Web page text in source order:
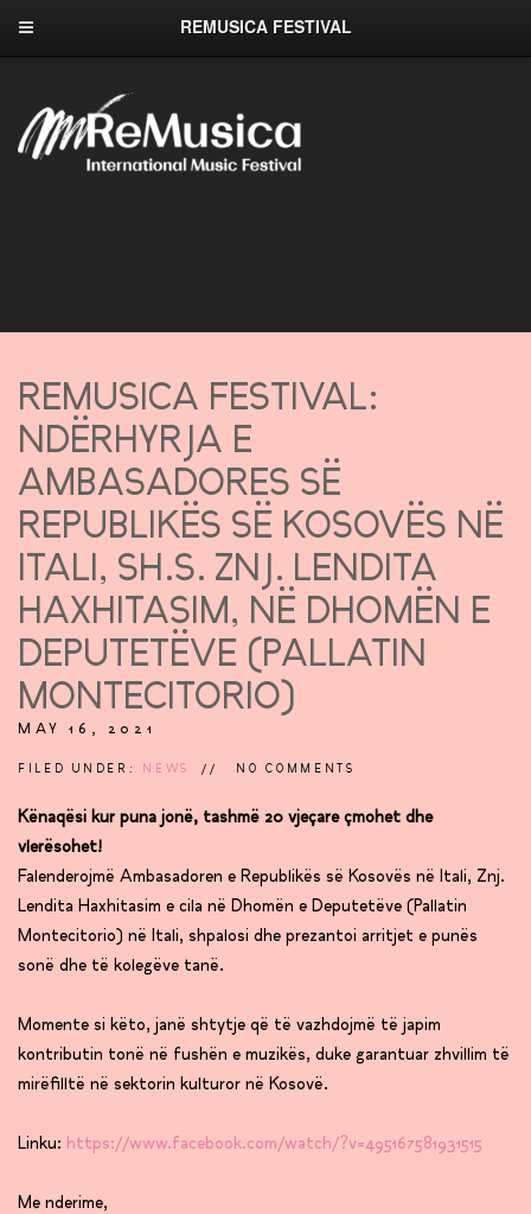
REMUSICA FESTIVAL
REMUSICA FESTIVAL:
NDËRHYRJA E
AMBASADORES SË
REPUBLIKËS SË KOSOVËS NË
ITALI, SH.S. ZNJ. LENDITA
HAXHITASIM, NË DHOMËN E
DEPUTETËVE (PALLATIN
MONTECITORIO)
MAY 16, 2021
FILED UNDER: NEWS NO COMMENTS
Kënaqësi kur puna jonë, tashmë 20 vjeçare çmohet dhe
vlerësohet!
Falenderojmë Ambasadoren e Republikës së Kosovës në Itali, Znj.
Lendita Haxhitasim e cila në Dhomën e Deputetëve (Pallatin
Montecitorio) në Itali, shpalosi dhe prezantoi arritjet e punës
sonë dhe të kolegëve tanë.
Momente si këto, janë shtytje që të vazhdojmë të japim
kontributin tonë në fushën e muzikës, duke garantuar zhvillim të
mirëfilltë në sektorin kulturor në Kosovë.
Linku: https://www.facebook.com/watch/?v=495167581931515
Me nderime,